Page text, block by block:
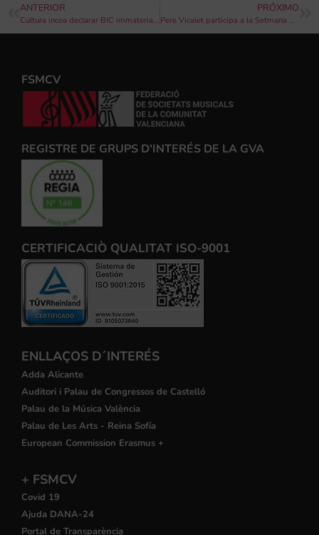
ANTERIOR
Cultura incoa declarar BIC immaterial la tradició musical popular de les Societats Musicals de la CV
PRÓXIMO
Pere Vicalet participa a la Setmana de la Creativitat organitzada per Google i The Artian
FSMCV
REGISTRE DE GRUPS D'INTERÉS DE LA GVA
CERTIFICACIÒ QUALITAT ISO-9001
ENLLAÇOS D´INTERÉS
Adda Alicante
Auditori i Palau de Congressos de Castelló
Palau de la Música València
Palau de Les Arts - Reina Sofía
European Commission Erasmus +
+ FSMCV
Covid 19
Ajuda DANA-24
Portal de Transparència